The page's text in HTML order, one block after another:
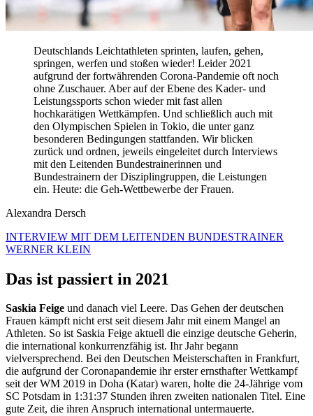
Deutschlands Leichtathleten sprinten, laufen, gehen,
springen, werfen und stoßen wieder! Leider 2021
aufgrund der fortwährenden Corona-Pandemie oft noch
ohne Zuschauer. Aber auf der Ebene des Kader- und
Leistungssports schon wieder mit fast allen
hochkarätigen Wettkämpfen. Und schließlich auch mit
den Olympischen Spielen in Tokio, die unter ganz
besonderen Bedingungen stattfanden. Wir blicken
zurück und ordnen, jeweils eingeleitet durch Interviews
mit den Leitenden Bundestrainerinnen und
Bundestrainern der Disziplingruppen, die Leistungen
ein. Heute: die Geh-Wettbewerbe der Frauen.
Alexandra Dersch
INTERVIEW MIT DEM LEITENDEN BUNDESTRAINER
WERNER KLEIN
Das ist passiert in 2021
Saskia Feige und danach viel Leere. Das Gehen der deutschen
Frauen kämpft nicht erst seit diesem Jahr mit einem Mangel an
Athleten. So ist Saskia Feige aktuell die einzige deutsche Geherin,
die international konkurrenzfähig ist. Ihr Jahr begann
vielversprechend. Bei den Deutschen Meisterschaften in Frankfurt,
die aufgrund der Coronapandemie ihr erster ernsthafter Wettkampf
seit der WM 2019 in Doha (Katar) waren, holte die 24-Jährige vom
SC Potsdam in 1:31:37 Stunden ihren zweiten nationalen Titel. Eine
gute Zeit, die ihren Anspruch international untermauerte.